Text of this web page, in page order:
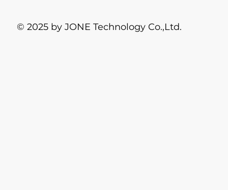
© 2025 by JONE Technology Co.,Ltd.